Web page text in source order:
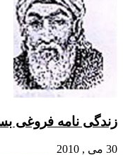
زندگی نامه فروغی
30 می , 2010